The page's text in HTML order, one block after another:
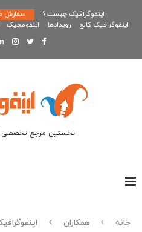
اینفوگرافیک چیست ؟ سفارش
اینفوگرافیک کالج
رویدادها اینفومجیک
نخستین مرجع تخصصی
خانه همکاران